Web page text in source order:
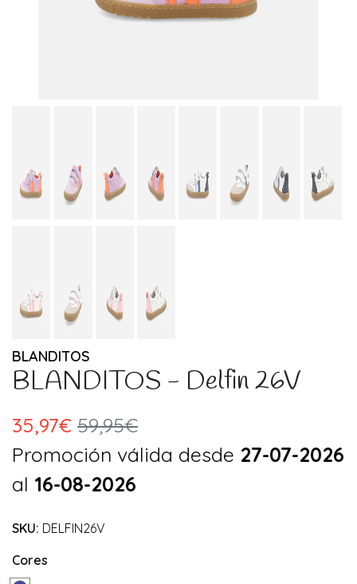
BLANDITOS
BLANDITOS - Delfin 26V
35,97€ 59,95€
Promoción válida desde 27-07-2026
al 16-08-2026
SKU: DELFIN26V
Cores